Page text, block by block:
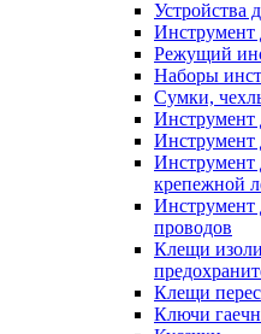
Устройства
Инструмент
Режущий
Наборы
Сумки,
Инструмент
Инструмент
Инструмент
крепежной
Инструмент
проводов
Клещи
Клещи
Ключи